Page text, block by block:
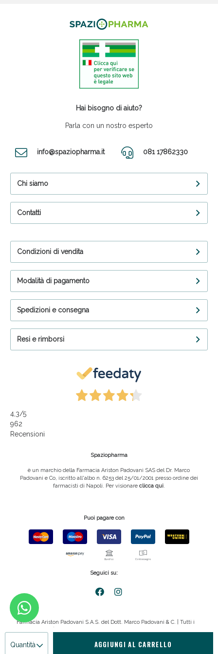
Quantità AGGIUNGI AL CARRELLO
Hai bisogno di aiuto?
Parla con un nostro esperto
info@spaziopharma.it 081 17862330
Chi siamo
Contatti
Condizioni di vendita
Modalità di pagamento
Spedizioni e consegna
Resi e rimborsi
4,3/5
962
Recensioni
Spaziopharma
è un marchio della Farmacia Ariston Padovani SAS del Dr. Marco
Padovani e Co, iscritto all'albo n. 6253 del 25/01/2001 presso ordine dei
farmacisti di Napoli. Per visionare clicca qui.
Puoi pagare con
Seguici su:
Farmacia Ariston Padovani S.A.S. del Dott. Marco Padovani & C. | Tutti i
Privacy policy emmemedia